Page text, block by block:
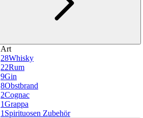
Art
28Whisky
22Rum
9Gin
8Obstbrand
2Cognac
1Grappa
1 Spirituosen Zubehör